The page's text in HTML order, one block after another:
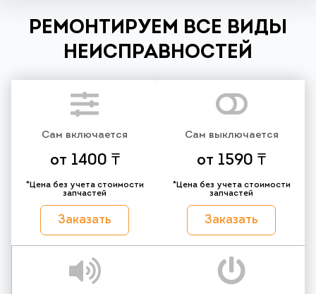
РЕМОНТИРУЕМ ВСЕ ВИДЫ
НЕИСПРАВНОСТЕЙ
Сам включается
от 1400 ₸
*Цена без учета стоимости
запчастей
Заказать
Сам выключается
от 1590 ₸
*Цена без учета стоимости
запчастей
Заказать